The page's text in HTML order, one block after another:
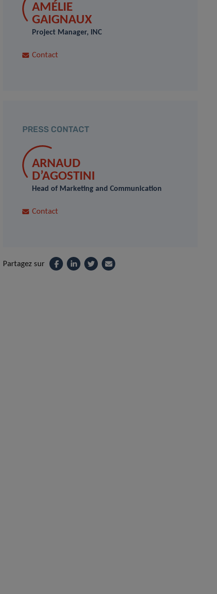
AMÉLIE
GAIGNAUX
Project Manager, INC
Contact
PRESS CONTACT
ARNAUD
D’AGOSTINI
Head of Marketing and Communication
Contact
Partagez sur